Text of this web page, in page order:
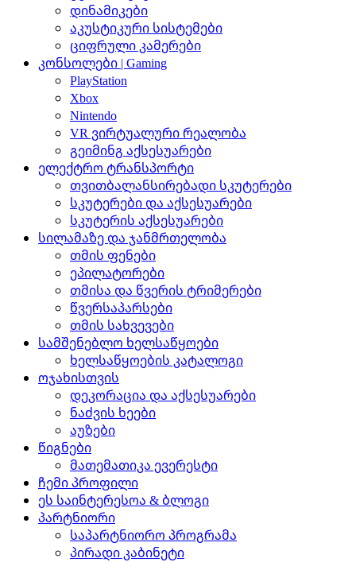
დინამიკები
აკუსტიკური სისტემები
ციფრული კამერები
კონსოლები | Gaming
PlayStation
Xbox
Nintendo
VR ვირტუალური რეალობა
გეიმინგ აქსესუარები
ელექტრო ტრანსპორტი
თვითბალანსირებადი სკუტერები
სკუტერები და აქსესუარები
სკუტერის აქსესუარები
სილამაზე და ჯანმრთელობა
თმის ფენები
ეპილატორები
თმისა და წვერის ტრიმერები
წვერსაპარსები
თმის სახვევები
სამშენებლო ხელსაწყოები
ხელსაწყოების კატალოგი
ოჯახისთვის
დეკორაცია და აქსესუარები
ნაძვის ხეები
აუზები
წიგნები
მათემათიკა ევერესტი
ჩემი პროფილი
ეს საინტერესოა & ბლოგი
პარტნიორი
საპარტნიორო პროგრამა
პირადი კაბინეტი